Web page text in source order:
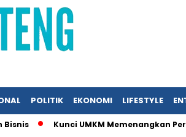
POLITIK EKONOMI LIFESTYLE
Kunci UMKM Memenangkan Perhatian